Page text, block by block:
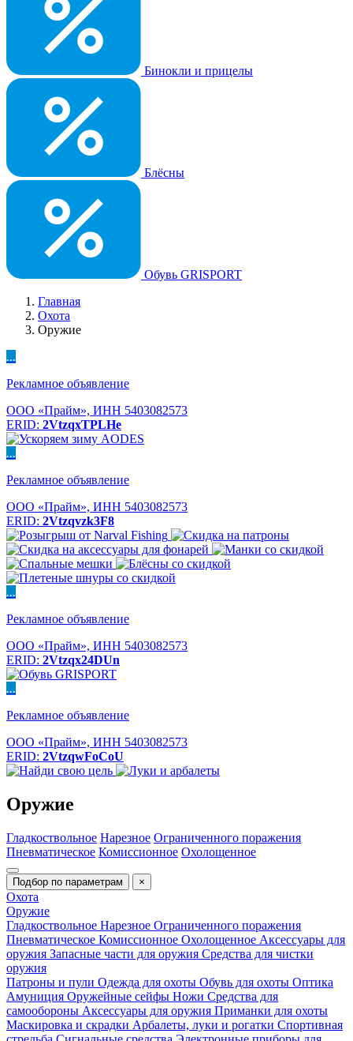
Бинокли и прицелы
Блёсны
Обувь GRISPORT
Главная
Охота
Оружие
...
Рекламное объявление
ООО «Прайм», ИНН 5403082573
ERID: 2VtzqxTPLHe
...
Рекламное объявление
ООО «Прайм», ИНН 5403082573
ERID: 2Vtzqvzk3F8
...
Рекламное объявление
ООО «Прайм», ИНН 5403082573
ERID: 2Vtzqx24DUn
...
Рекламное объявление
ООО «Прайм», ИНН 5403082573
ERID: 2VtzqwFoCoU
Оружие
Гладкоствольное Нарезное Ограниченного поражения
Пневматическое Комиссионное Охолощенное
Подбор по параметрам ×
Охота
Оружие
Гладкоствольное Нарезное Ограниченного поражения
Пневматическое Комиссионное Охолощенное Аксессуары для
оружия Запасные части для оружия Средства для чистки
оружия
Патроны и пули Одежда для охоты Обувь для охоты Оптика
Амуниция Оружейные сейфы Ножи Средства для
самообороны Аксессуары для оружия Приманки для охоты
Маскировка и скрадки Арбалеты, луки и рогатки Спортивная